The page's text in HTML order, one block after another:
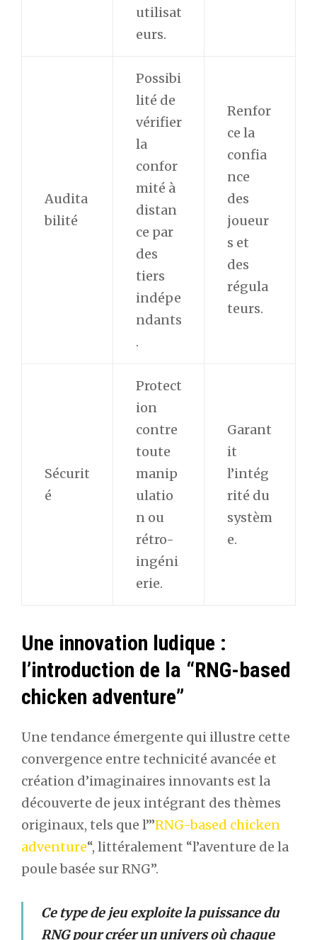
utilisat
eurs.
Audita
bilité
Possibi
lité de
vérifier
la
confor
mité à
distan
ce par
des
tiers
indépe
ndants
.
Renfor
ce la
confia
nce
des
joueur
s et
des
régula
teurs.
Sécurit
é
Protect
ion
contre
toute
manip
ulatio
n ou
rétro-
ingéni
erie.
Garant
it
l’intég
rité du
systèm
e.
Une innovation ludique :
l’introduction de la “RNG-based
chicken adventure”
Une tendance émergente qui illustre cette
convergence entre technicité avancée et
création d’imaginaires innovants est la
découverte de jeux intégrant des thèmes
originaux, tels que l’”RNG-based chicken
adventure“, littéralement “l’aventure de la
poule basée sur RNG”.
Ce type de jeu exploite la puissance du
RNG pour créer un univers où chaque